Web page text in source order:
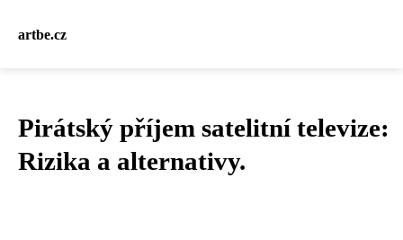
artbe.cz
Pirátský příjem satelitní televize:
Rizika a alternativy.